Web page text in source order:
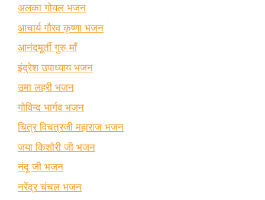
अलका गोयल भजन
आचार्य गौरव कृष्णा भजन
आनंदमूर्ती गुरु माँ
इंद्रेश उपाध्याय भजन
उमा लहरी भजन
गोविन्द भार्गव भजन
चित्र विचत्रजी महाराज भजन
जया किशोरी जी भजन
नंदू जी भजन
नरेंद्र चंचल भजन